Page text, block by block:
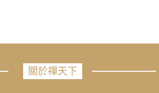
關於禪天下